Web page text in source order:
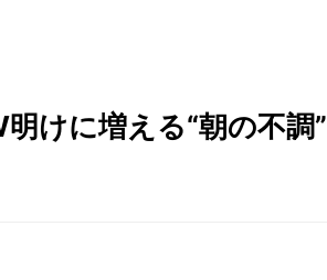
けに増える“朝の不調”